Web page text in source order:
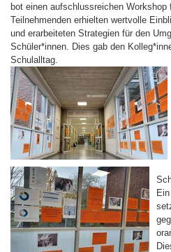
bot einen aufschlussreichen
Teilnehmenden erhielten wertvolle
und erarbeiteten Strategien für den
Schüler*innen. Dies gab den
Schulalltag.